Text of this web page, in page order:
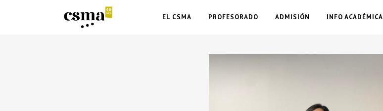
EL CSMA PROFESORADO ADMISIÓN INFO ACADÉMICA